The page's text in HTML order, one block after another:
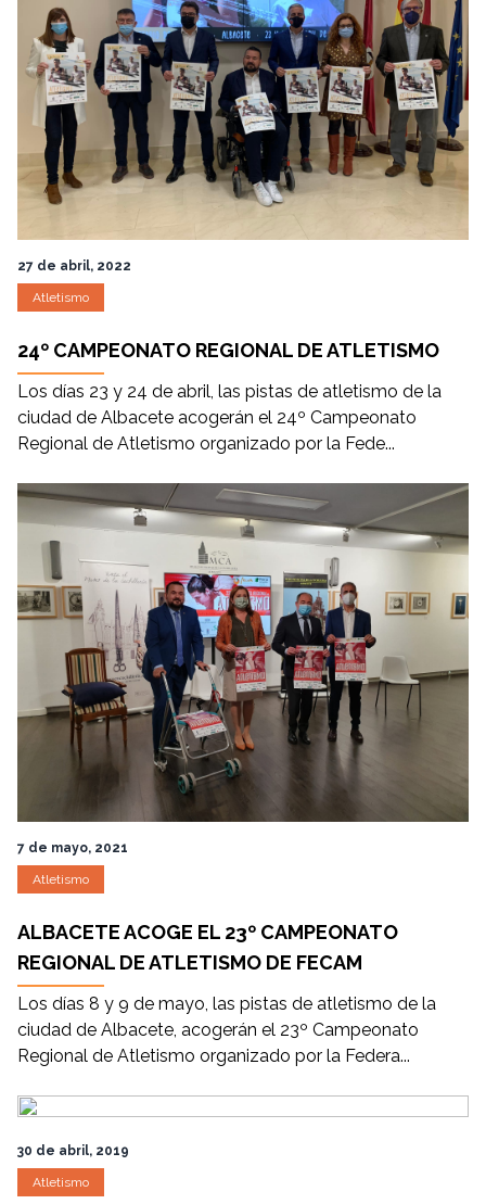
27 de abril, 2022
Atletismo
24º CAMPEONATO REGIONAL DE ATLETISMO
Los días 23 y 24 de abril, las pistas de atletismo de la
ciudad de Albacete acogerán el 24º Campeonato
Regional de Atletismo organizado por la Fede...
7 de mayo, 2021
Atletismo
ALBACETE ACOGE EL 23º CAMPEONATO
REGIONAL DE ATLETISMO DE FECAM
Los días 8 y 9 de mayo, las pistas de atletismo de la
ciudad de Albacete, acogerán el 23º Campeonato
Regional de Atletismo organizado por la Federa...
30 de abril, 2019
Atletismo